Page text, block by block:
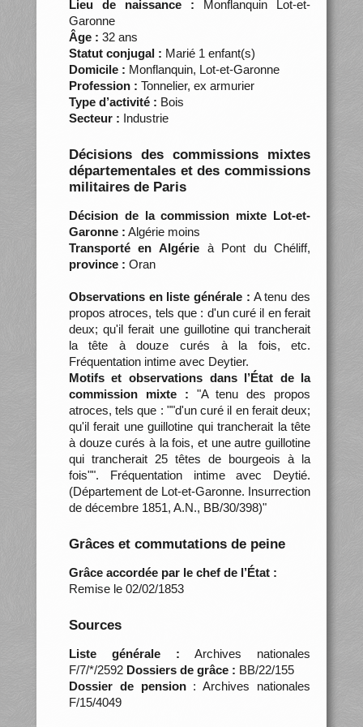
Lieu de naissance : Monflanquin Lot-et-
Garonne
Âge : 32 ans
Statut conjugal : Marié 1 enfant(s)
Domicile : Monflanquin, Lot-et-Garonne
Profession : Tonnelier, ex armurier
Type d’activité : Bois
Secteur : Industrie
Décisions des commissions mixtes
départementales et des commissions
militaires de Paris
Décision de la commission mixte Lot-et-
Garonne : Algérie moins
Transporté en Algérieà Pont du Chéliff,
province : Oran
Observations en liste générale : A tenu des
propos atroces, tels que : d'un curé il en ferait
deux; qu'il ferait une guillotine qui trancherait
la tête à douze curés à la fois, etc.
Fréquentation intime avec Deytier.
Motifs et observations dans l’État de la
commission mixte : "A tenu des propos
atroces, tels que : ""d'un curé il en ferait deux;
qu'il ferait une guillotine qui trancherait la tête
à douze curés à la fois, et une autre guillotine
qui trancherait 25 têtes de bourgeois à la
fois"". Fréquentation intime avec Deytié.
(Département de Lot-et-Garonne. Insurrection
de décembre 1851, A.N., BB/30/398)"
Grâces et commutations de peine
Grâce accordée par le chef de l’État :
Remise le 02/02/1853
Sources
Liste générale : Archives nationales
F/7/*/2592 Dossiers de grâce : BB/22/155
Dossier de pension: Archives nationales
F/15/4049